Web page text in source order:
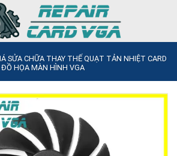
SỬA CHỮA THAY THẾ QUẠT TẢN NHIỆT CARD
ĐỒ HỌA MÀN HÌNH VGA